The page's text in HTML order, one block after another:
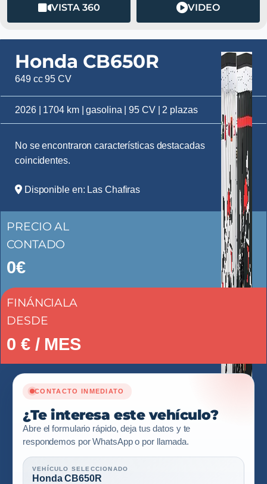
VISTA 360 VIDEO
Honda CB650R
649 cc 95 CV
2026 | 1704 km | gasolina | 95 CV | 2 plazas
No se encontraron características destacadas
coincidentes.
Disponible en: Las Chafiras
PRECIO AL
CONTADO
0€
FINÁNCIALA
DESDE
0 € / MES
CONTACTO INMEDIATO
¿Te interesa este vehículo?
Abre el formulario rápido, deja tus datos y te
respondemos por WhatsApp o por llamada.
VEHÍCULO SELECCIONADO
Honda CB650R